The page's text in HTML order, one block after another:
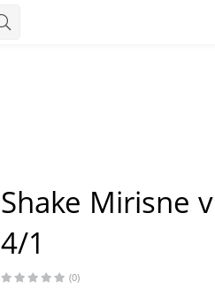
Shake Mirisne
4/1
(0)